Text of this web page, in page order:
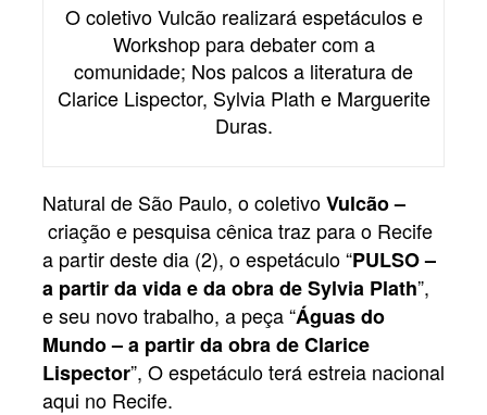
O coletivo Vulcão realizará espetáculos e
Workshop para debater com a
comunidade; Nos palcos a literatura de
Clarice Lispector, Sylvia Plath e Marguerite
Duras.
Natural de São Paulo, o coletivoVulcão –
criação e pesquisa cênica traz para o Recife
a partir deste dia (2), o espetáculo “PULSO –
a partir da vida e da obra de Sylvia Plath”,
e seu novo trabalho, a peça “Águas do
Mundo – a partir da obra de Clarice
Lispector”, O espetáculo terá estreia nacional
aqui no Recife.